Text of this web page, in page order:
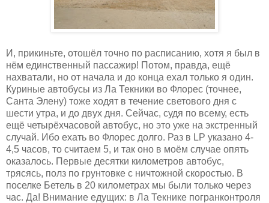
И, прикиньте, отошёл точно по расписанию, хотя я был в
нём единственный пассажир! Потом, правда, ещё
нахватали, но от начала и до конца ехал только я один.
Куриные автобусы из Ла Текники во Флорес (точнее,
Санта Элену) тоже ходят в течение светового дня с
шести утра, и до двух дня. Сейчас, судя по всему, есть
ещё четырёхчасовой автобус, но это уже на экстренный
случай. Ибо ехать во Флорес долго. Раз в LP указано 4-
4,5 часов, то считаем 5, и так оно в моём случае опять
оказалось. Первые десятки километров автобус,
трясясь, полз по грунтовке с ничтожной скоростью. В
поселке Бетель в 20 километрах мы были только через
час. Да! Внимание едущих: в Ла Текнике погранконтроля